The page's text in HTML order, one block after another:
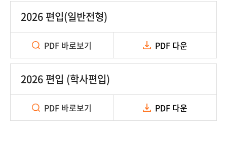
2026 편입(일반전형)
PDF 바로보기 PDF 다운
2026 편입 (학사편입)
PDF 바로보기 PDF 다운